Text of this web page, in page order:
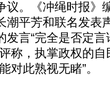
。《冲绳时报》
潮平芳和联名发表
发言“完全是否定
称，执掌政权的
对此熟视无睹”。